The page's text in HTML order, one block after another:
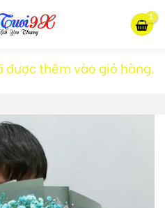
được thêm vào giỏ hàng.